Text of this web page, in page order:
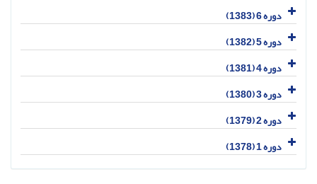
دوره 6 (1383)
دوره 5 (1382)
دوره 4 (1381)
دوره 3 (1380)
دوره 2 (1379)
دوره 1 (1378)